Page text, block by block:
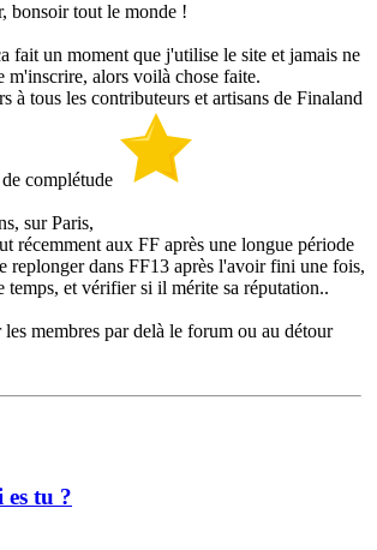
bonsoir tout le monde !
fait un moment que j'utilise le site et jamais ne
m'inscrire, alors voilà chose faite.
à tous les contributeurs et artisans de Finaland
complétude
sur Paris,
récemment aux FF après une longue période
replonger dans FF13 après l'avoir fini une fois,
temps, et vérifier si il mérite sa réputation..
membres par delà le forum ou au détour
tu ?